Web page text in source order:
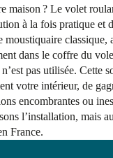
maison ? Le volet
à la fois pratique et
moustiquaire classique,
dans le coffre du
pas utilisée. Cette
votre intérieur, de
encombrantes ou
l’installation, mais
France.